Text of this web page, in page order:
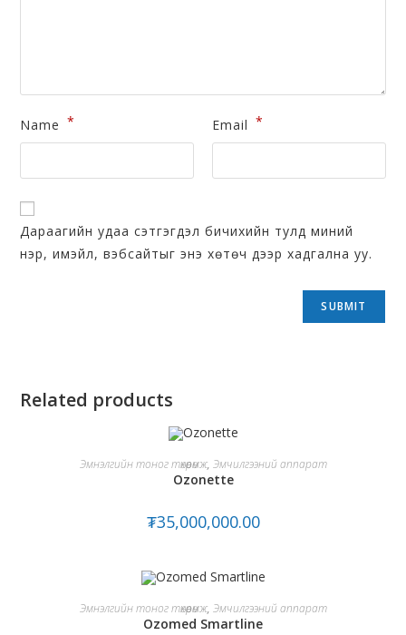
Name * Email *
Дараагийн удаа сэтгэгдэл бичихийн тулд миний
нэр, имэйл, вэбсайтыг энэ хөтөч дээр хадгална уу.
Related products
ADD TO CART
Эмнэлгийн тоног төхөөрөмж, Эмчилгээний аппарат
Ozonette
₮35,000,000.00
ADD TO CART
Эмнэлгийн тоног төхөөрөмж, Эмчилгээний аппарат
Ozomed Smartline